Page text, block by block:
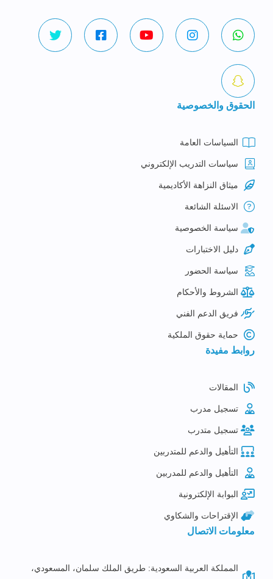
الحقوق والخصوصية
السياسات العامة
سياسات التدريب الإلكتروني
ميثاق النزاهة الأكاديمية
الاسئلة الشائعة
سياسة الخصوصية
دليل الاختبارات
سياسة الحضور
الشروط والأحكام
فريق الدعم الفني
حماية حقوق الملكية
روابط مفيدة
المقالات
تسجيل مدرب
تسجيل متدرب
التأهيل والدعم للمتدربين
التأهيل والدعم للمدربين
البوابة الإلكترونية
الإقتراحات والشكاوي
معلومات الاتصال
المملكة العربية السعودية: طريق الملك سلمان، المسعودي،